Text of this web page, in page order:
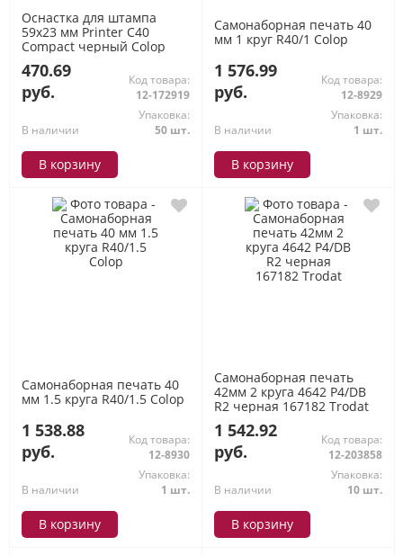
Оснастка для штампа
59х23 мм Printer С40
Compact черный Colop
470.69
руб.
Код товара:
12-172919
В наличии
Упаковка:
50 шт.
В корзину
Самонаборная печать 40
мм 1 круг R40/1 Colop
1 576.99
руб.
Код товара:
12-8929
В наличии
Упаковка:
1 шт.
В корзину
Самонаборная печать 40
мм 1.5 круга R40/1.5 Colop
1 538.88
руб.
Код товара:
12-8930
В наличии
Упаковка:
1 шт.
В корзину
Самонаборная печать
42мм 2 круга 4642 P4/DB
R2 черная 167182 Trodat
1 542.92
руб.
Код товара:
12-203858
В наличии
Упаковка:
10 шт.
В корзину